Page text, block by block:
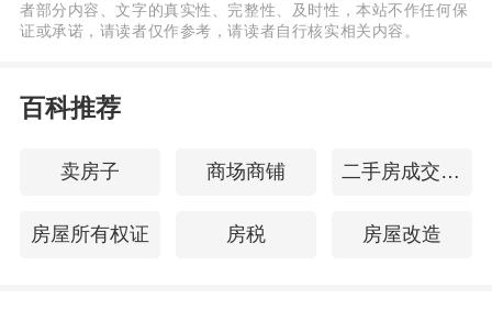
从银行通知中的调整规则显示，可以申请降
度高于上季度全国新发放房贷平均加点幅度
当前全国平均加点水平超出一定幅度，就跨
者部分内容、文字的真实性、完整性、及时性，本站不作任何保
证或承诺，请读者仅作参考，请读者自行核实相关内容。
百科推荐
卖房子 商场商铺 二手房成交价格
房屋所有权证 房税 房屋改造